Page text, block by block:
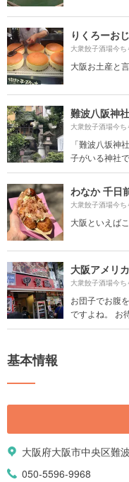
りくろーお
大衆餃子酒場今
大阪お土産と
難波八阪神社
大衆餃子酒場今
「難波八坂神
子がいる神社
わなか 千日
大衆餃子酒場今
大阪といえば
大阪アメリ
大衆餃子酒場今
お団子でお腹
ですよね。 お
基本情報
大阪府大阪市中央区難
050-5596-9968